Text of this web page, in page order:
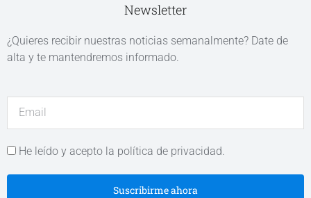
Newsletter
¿Quieres recibir nuestras noticias semanalmente? Date de
alta y te mantendremos informado.
He leído y acepto la política de privacidad.
Suscribirme ahora